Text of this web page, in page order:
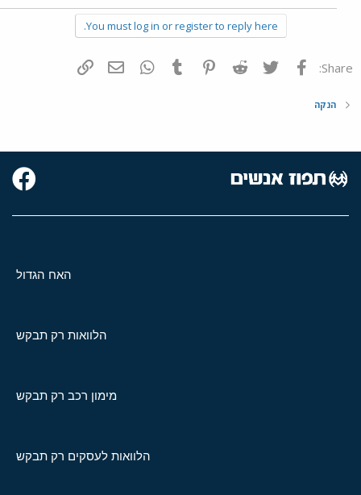
You must log in or register to reply here.
Share: פייסבוק Twitter
Reddit
Pinterest
Tumblr
WhatsAppדואר אלקטרוני
הנקה
האח הגדול
הלוואות רק תבקש
מימון רכב רק תבקש
הלוואות לעסקים רק תבקש